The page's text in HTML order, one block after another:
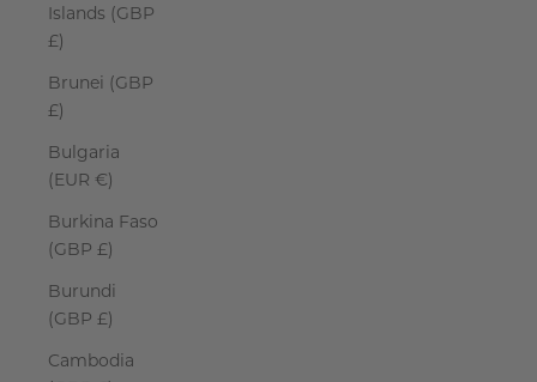
Islands (GBP
£)
Brunei (GBP
£)
Bulgaria
(EUR €)
Burkina Faso
(GBP £)
Burundi
(GBP £)
Cambodia